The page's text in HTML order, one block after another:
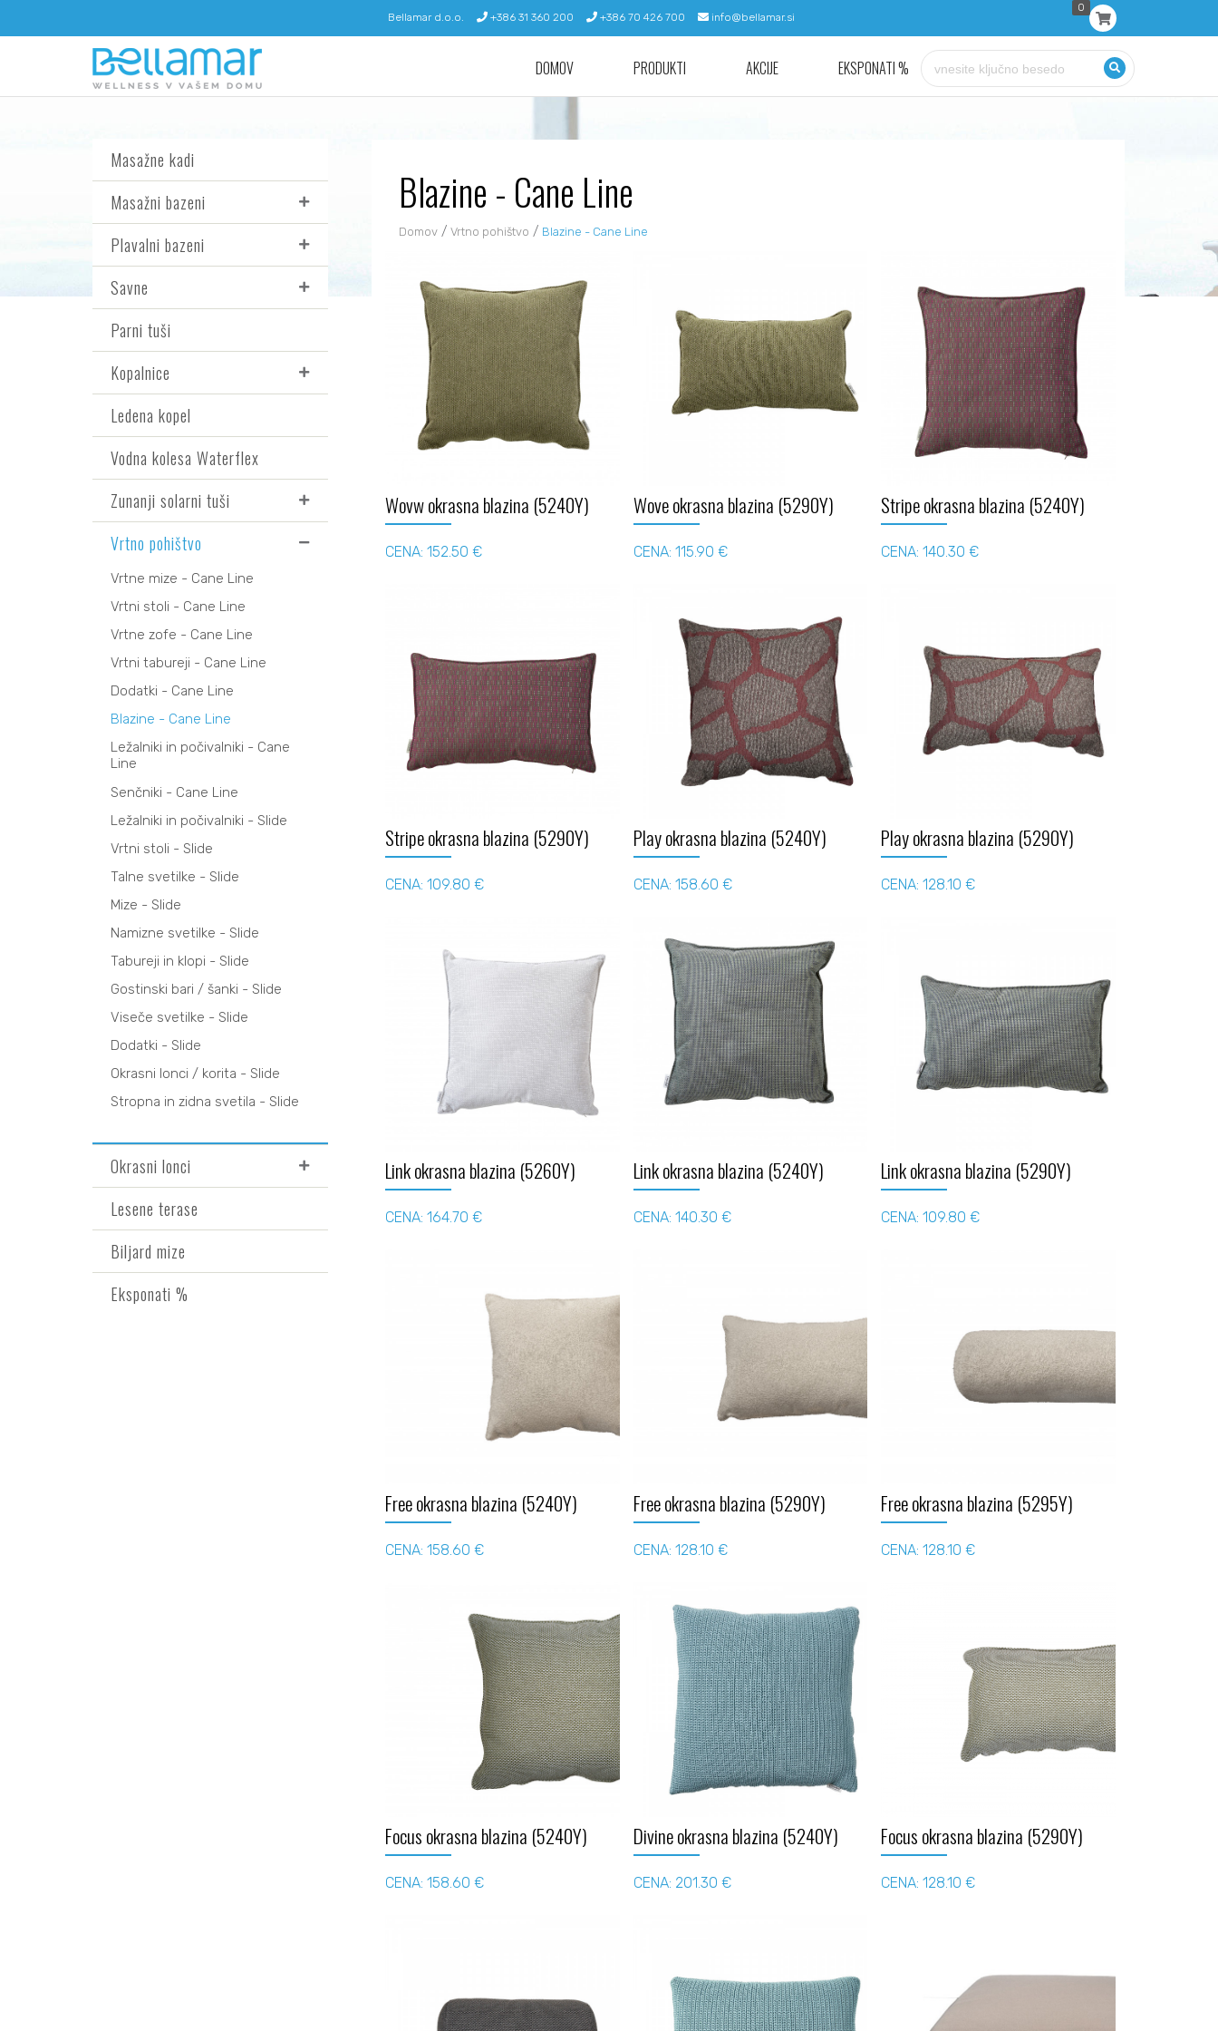
Bellamar d.o.o. +386 31 360 200 +386 70 426 700 info@bellamar.si
0
DOMOV PRODUKTI AKCIJE EKSPONATI % KONTAKT
Masažne kadi
Masažni bazeni
Plavalni bazeni
Savne
Parni tuši
Kopalnice
Ledena kopel
Vodna kolesa Waterflex
Zunanji solarni tuši
Vrtno pohištvo
Vrtne mize - Cane Line
Vrtni stoli - Cane Line
Vrtne zofe - Cane Line
Vrtni tabureji - Cane Line
Dodatki - Cane Line
Blazine - Cane Line
Ležalniki in počivalniki - Cane
Line
Senčniki - Cane Line
Ležalniki in počivalniki - Slide
Vrtni stoli - Slide
Talne svetilke - Slide
Mize - Slide
Namizne svetilke - Slide
Tabureji in klopi - Slide
Gostinski bari / šanki - Slide
Viseče svetilke - Slide
Dodatki - Slide
Okrasni lonci / korita - Slide
Stropna in zidna svetila - Slide
Okrasni lonci
Lesene terase
Biljard mize
Eksponati %
Blazine - Cane Line
Domov / Vrtno pohištvo / Blazine - Cane Line
Wovw okrasna blazina (5240Y)
CENA: 152.50 €
Wove okrasna blazina (5290Y)
CENA: 115.90 €
Stripe okrasna blazina (5240Y)
CENA: 140.30 €
Stripe okrasna blazina (5290Y)
CENA: 109.80 €
Play okrasna blazina (5240Y)
CENA: 158.60 €
Play okrasna blazina (5290Y)
CENA: 128.10 €
Link okrasna blazina (5260Y)
CENA: 164.70 €
Link okrasna blazina (5240Y)
CENA: 140.30 €
Link okrasna blazina (5290Y)
CENA: 109.80 €
Free okrasna blazina (5240Y)
CENA: 158.60 €
Free okrasna blazina (5290Y)
CENA: 128.10 €
Free okrasna blazina (5295Y)
CENA: 128.10 €
Focus okrasna blazina (5240Y)
CENA: 158.60 €
Divine okrasna blazina (5240Y)
CENA: 201.30 €
Focus okrasna blazina (5290Y)
CENA: 128.10 €